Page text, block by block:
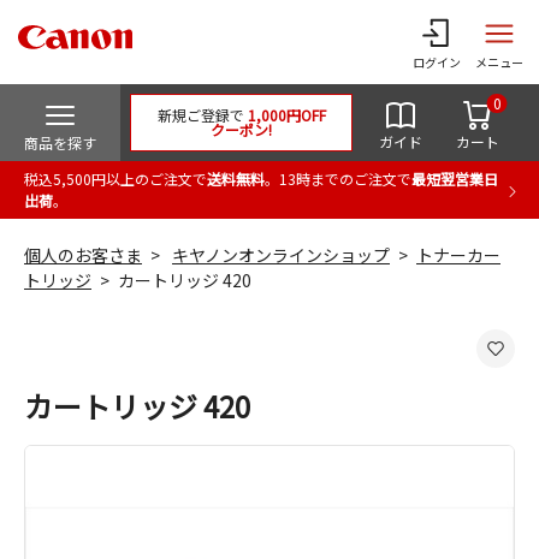
ログイン メニュー
商品を探す
新規ご登録で 1,000円OFF
クーポン!
ガイド カート
0
税込5,500円以上のご注文で送料無料。13時までのご注文で最短翌営業日
出荷。
個人のお客さま キヤノンオンラインショップ
トナーカー
トリッジ
カートリッジ 420
カートリッジ 420